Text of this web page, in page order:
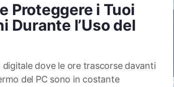
Proteggere i Tuoi
Durante l’Uso del
digitale dove le ore trascorse davanti
del PC sono in costante